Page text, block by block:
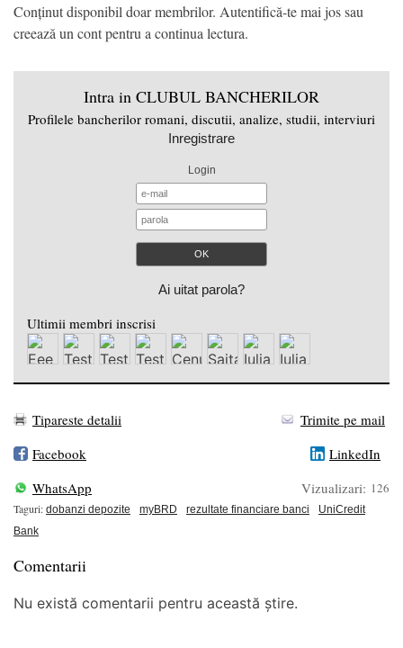
Conținut disponibil doar membrilor. Autentifică-te mai jos sau
creează un cont pentru a continua lectura.
Intra in CLUBUL BANCHERILOR
Profilele bancherilor romani, discutii, analize, studii, interviuri
Inregistrare
Login
Ai uitat parola?
Ultimii membri inscrisi
Tipareste detalii
Trimite pe mail
Facebook
LinkedIn
WhatsApp
Vizualizari: 126
Taguri: dobanzi depozite myBRD rezultate financiare banci
UniCredit
Bank
Comentarii
Nu există comentarii pentru această știre.